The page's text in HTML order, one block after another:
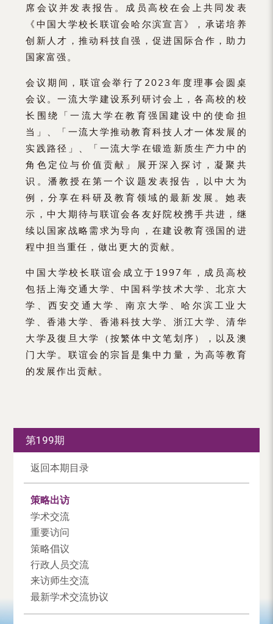
席会议并发表报告。成员高校在会上共同发表
《中国大学校长联谊会哈尔滨宣言》，承诺培养
创新人才，推动科技自强，促进国际合作，助力
国家富强。
会议期间，联谊会举行了2023年度理事会圆桌
会议。一流大学建设系列研讨会上，各高校的校
长围绕「一流大学在教育强国建设中的使命担
当」、「一流大学推动教育科技人才一体发展的
实践路径」、「一流大学在锻造新质生产力中的
角色定位与价值贡献」展开深入探讨，凝聚共
识。潘教授在第一个议题发表报告，以中大为
例，分享在科研及教育领域的最新发展。她表
示，中大期待与联谊会各友好院校携手共进，继
续以国家战略需求为导向，在建设教育强国的进
程中担当重任，做出更大的贡献。
中国大学校长联谊会成立于1997年，成员高校
包括上海交通大学、中国科学技术大学、北京大
学、西安交通大学、南京大学、哈尔滨工业大
学、香港大学、香港科技大学、浙江大学、清华
大学及復旦大学（按繁体中文笔划序），以及澳
门大学。联谊会的宗旨是集中力量，为高等教育
的发展作出贡献。
第199期
返回本期目录
策略出访
学术交流
重要访问
策略倡议
行政人员交流
来访师生交流
最新学术交流协议